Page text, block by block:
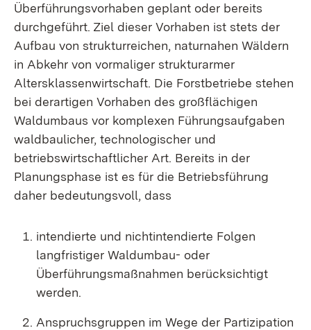
Überführungsvorhaben geplant oder bereits
durchgeführt. Ziel dieser Vorhaben ist stets der
Aufbau von strukturreichen, naturnahen Wäldern
in Abkehr von vormaliger strukturarmer
Altersklassenwirtschaft. Die Forstbetriebe stehen
bei derartigen Vorhaben des großflächigen
Waldumbaus vor komplexen Führungsaufgaben
waldbaulicher, technologischer und
betriebswirtschaftlicher Art. Bereits in der
Planungsphase ist es für die Betriebsführung
daher bedeutungsvoll, dass
intendierte und nichtintendierte Folgen
langfristiger Waldumbau- oder
Überführungsmaßnahmen berücksichtigt
werden.
Anspruchsgruppen im Wege der Partizipation